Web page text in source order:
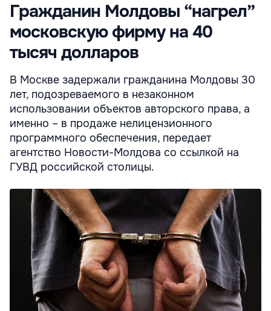
Гражданин Молдовы “нагрел”
московскую фирму на 40
тысяч долларов
В Москве задержали гражданина Молдовы 30
лет, подозреваемого в незаконном
использовании объектов авторского права, а
именно – в продаже нелицензионного
программного обеспечения, передает
агентство Новости-Молдова со ссылкой на
ГУВД российской столицы.